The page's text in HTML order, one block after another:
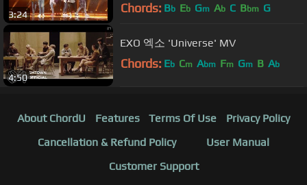
3:24 Chords: Bb Eb Gm Ab C Bbm G
4:50
EXO 엑소 'Universe' MV
Chords: Eb Cm Abm Fm Gm B Ab
About ChordU Features Terms Of Use
Privacy Policy
Cancellation & Refund Policy
User Manual
Customer Support